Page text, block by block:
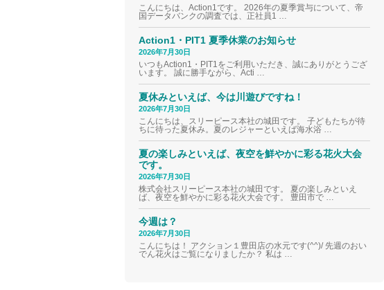
こんにちは、Action1です。 2026年の夏季賞与について、帝
国データバンクの調査では、正社員1 …
Action1・PIT1 夏季休業のお知らせ
2026年7月30日
いつもAction1・PIT1をご利用いただき、誠にありがとうござ
います。 誠に勝手ながら、Acti …
夏休みといえば、今は川遊びですね！
2026年7月30日
こんにちは、スリーピース本社の城田です。 子どもたちが待
ちに待った夏休み。夏のレジャーといえば海水浴 …
夏の楽しみといえば、夜空を鮮やかに彩る花火大会
です。
2026年7月30日
株式会社スリーピース本社の城田です。 夏の楽しみといえ
ば、夜空を鮮やかに彩る花火大会です。 豊田市で …
今週は？
2026年7月30日
こんにちは！ アクション１豊田店の水元です(^^)/ 先週のおい
でん花火はご覧になりましたか？ 私は …